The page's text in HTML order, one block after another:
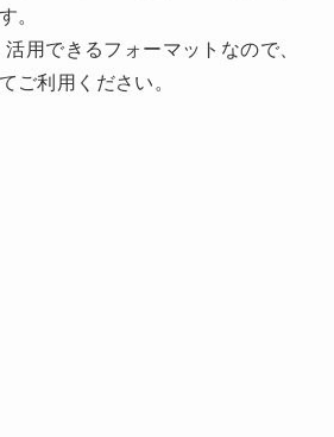
。
用できるフォーマットなので、
ご利用ください。